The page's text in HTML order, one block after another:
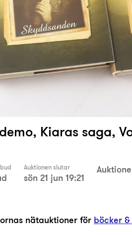
Kiaras saga,
Auktionen slutar
sön 21 jun 19:21
nätauktioner för böcker